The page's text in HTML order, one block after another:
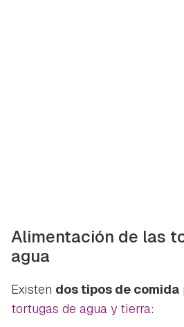
Alimentación de las
agua
Existen dos tipos de comida
tortugas de agua y tierra: